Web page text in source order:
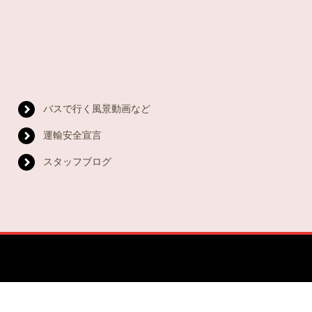
バスで行く風景動画など
運輸安全宣言
スタッフブログ